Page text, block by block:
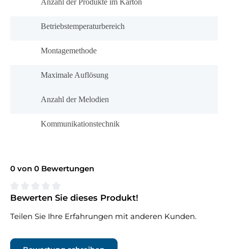
Anzahl der Produkte im Karton
Betriebstemperaturbereich
Montagemethode
Maximale Auflösung
Anzahl der Melodien
Kommunikationstechnik
0 von 0 Bewertungen
Durchschnittliche Bewertung von 0 von 5 Sternen
Bewerten Sie dieses Produkt!
Teilen Sie Ihre Erfahrungen mit anderen Kunden.